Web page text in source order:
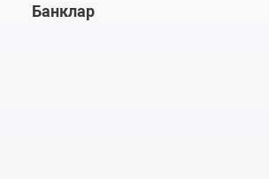
Банклар